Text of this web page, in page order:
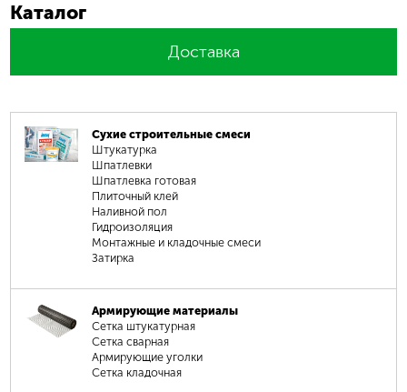
Каталог
Доставка
Сухие строительные смеси
Штукатурка
Шпатлевки
Шпатлевка готовая
Плиточный клей
Наливной пол
Гидроизоляция
Монтажные и кладочные смеси
Затирка
Армирующие материалы
Сетка штукатурная
Сетка сварная
Армирующие уголки
Сетка кладочная